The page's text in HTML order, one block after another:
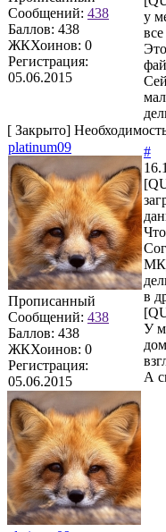
Сообщений: 438
Баллов: 438
ЖКХоинов: 0
Регистрация:
05.06.2015
у
[ Закрыто]
platinum09
Прописанный
Сообщений: 438
Баллов: 438
ЖКХоинов: 0
Регистрация:
05.06.2015
#
в
У
А